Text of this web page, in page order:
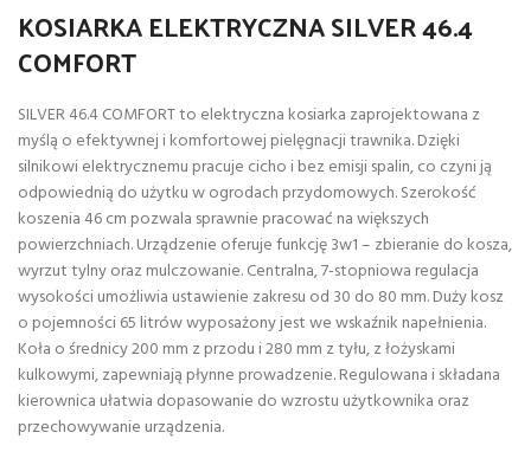
KOSIARKA ELEKTRYCZNA SILVER 46.4
COMFORT
SILVER 46.4 COMFORT to elektryczna kosiarka zaprojektowana z
myślą o efektywnej i komfortowej pielęgnacji trawnika. Dzięki
silnikowi elektrycznemu pracuje cicho i bez emisji spalin, co czyni ją
odpowiednią do użytku w ogrodach przydomowych. Szerokość
koszenia 46 cm pozwala sprawnie pracować na większych
powierzchniach. Urządzenie oferuje funkcję 3w1 – zbieranie do kosza,
wyrzut tylny oraz mulczowanie. Centralna, 7-stopniowa regulacja
wysokości umożliwia ustawienie zakresu od 30 do 80 mm. Duży kosz
o pojemności 65 litrów wyposażony jest we wskaźnik napełnienia.
Koła o średnicy 200 mm z przodu i 280 mm z tyłu, z łożyskami
kulkowymi, zapewniają płynne prowadzenie. Regulowana i składana
kierownica ułatwia dopasowanie do wzrostu użytkownika oraz
przechowywanie urządzenia.